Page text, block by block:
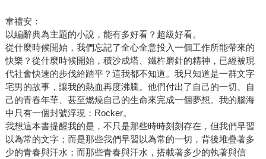
韋禮安：
以編辭典為主題的小說，能有多好看？超級好看。
從什麼時候開始，我們忘記了全心全意投入一個工作所能帶來的
快樂？從什麼時候開始，積沙成塔、鐵杵磨針的精神，已經被現
代社會快速的步伐給踏平？這我都不知道。我只知道是一群文字
宅男的故事，讓我的熱血再度沸騰。他們付出了自己的一切、自
己的青春年華、甚至燃燒自己的生命來完成一個夢想。我的腦海
中只有一個封號浮現：Rocker。
我想這本書提醒我的是，不只是那些時時刻刻存在，但我們早習
以為常的文字；而是那些我們早習以為常的一切，背後堆疊著多
少的青春與汗水；而那些青春與汗水，搭載著多少的執著與信